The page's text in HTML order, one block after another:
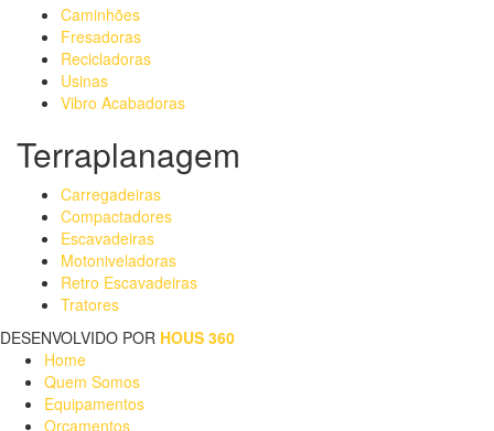
Caminhões
Fresadoras
Recicladoras
Usinas
Vibro Acabadoras
Terraplanagem
Carregadeiras
Compactadores
Escavadeiras
Motoniveladoras
Retro Escavadeiras
Tratores
DESENVOLVIDO POR HOUS 360
Home
Quem Somos
Equipamentos
Orçamentos